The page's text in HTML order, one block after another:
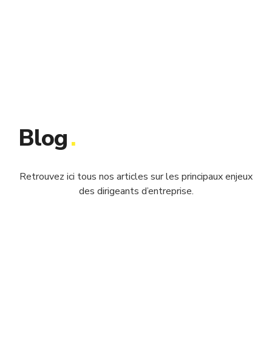
Blog.
Retrouvez ici tous nos articles sur les principaux enjeux
des dirigeants d’entreprise.